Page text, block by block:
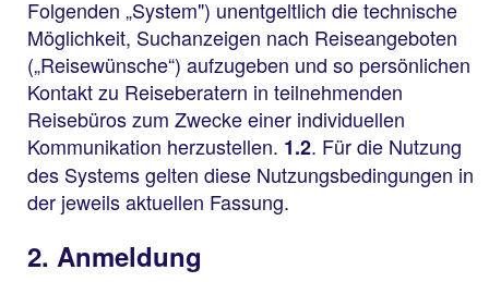
Folgenden „System") unentgeltlich die technische
Möglichkeit, Suchanzeigen nach Reiseangeboten
(„Reisewünsche“) aufzugeben und so persönlichen
Kontakt zu Reiseberatern in teilnehmenden
Reisebüros zum Zwecke einer individuellen
Kommunikation herzustellen. 1.2. Für die Nutzung
des Systems gelten diese Nutzungsbedingungen in
der jeweils aktuellen Fassung.
2. Anmeldung